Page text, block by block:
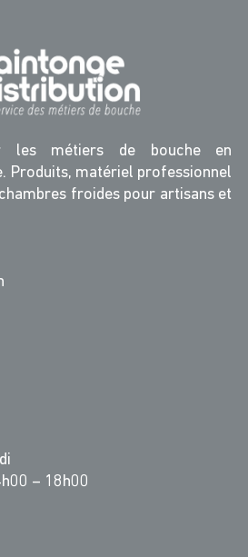
les métiers de bouche en
Produits, matériel professionnel
froides pour artisans et
– 18h00